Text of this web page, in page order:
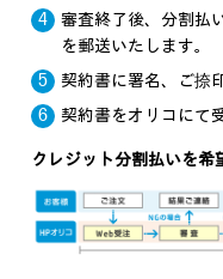
審査終了後、分割払
を郵送いたします。
契約書に署名、ご捺
契約書をオリコにて
クレジット分割払いを希